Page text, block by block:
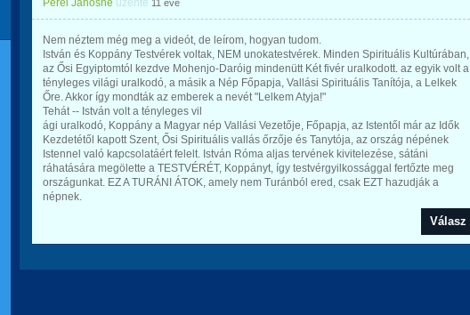
Perei Jánosné üzente 11 éve
Nem néztem még meg a videót, de leírom, hogyan tudom.
István és Koppány Testvérek voltak, NEM unokatestvérek. Minden Spirituális Kultúrában,
az Ősi Egyiptomtól kezdve Mohenjo-Daróig mindenütt Két fivér uralkodott. az egyik volt a
tényleges világi uralkodó, a másik a Nép Főpapja, Vallási Spirituális Tanítója, a Lelkek
Őre. Akkor így mondták az emberek a nevét "Lelkem Atyja!"
Tehát -- István volt a tényleges vil
ági uralkodó, Koppány a Magyar nép Vallási Vezetője, Főpapja, az Istentől már az Idők
Kezdetétől kapott Szent, Ősi Spirituális vallás őrzője és Tanytója, az ország népének
Istennel való kapcsolatáért felelt. István Róma aljas tervének kivitelezése, sátáni
ráhatására megölette a TESTVÉRÉT, Koppányt, így testvérgyilkossággal fertőzte meg
országunkat. EZ A TURÁNI ÁTOK, amely nem Turánból ered, csak EZT hazudják a
népnek.
Válasz